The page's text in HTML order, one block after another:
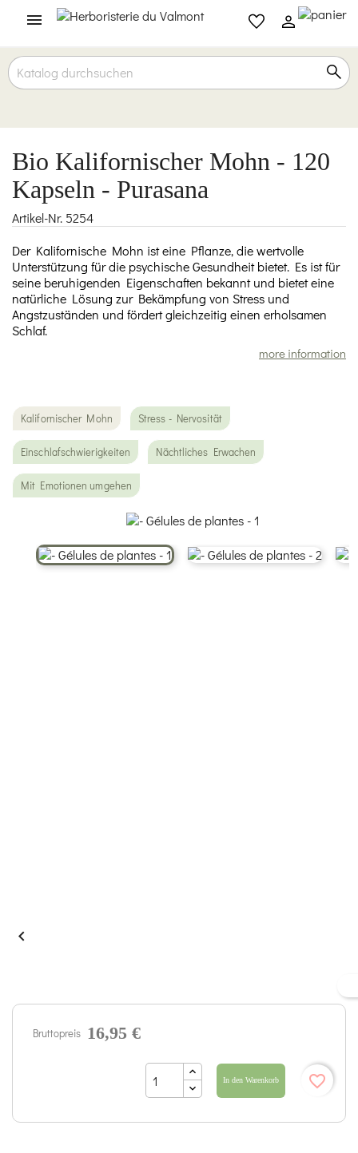

Bio Kalifornischer Mohn - 120
Kapseln - Purasana
Artikel-Nr. 5254
Der Kalifornische Mohn ist eine Pflanze, die wertvolle
Unterstützung für die psychische Gesundheit bietet. Es ist für
seine beruhigenden Eigenschaften bekannt und bietet eine
natürliche Lösung zur Bekämpfung von Stress und
Angstzuständen und fördert gleichzeitig einen erholsamen
Schlaf.
more information
Kalifornischer Mohn Stress - Nervosität
Einschlafschwierigkeiten Nächtliches Erwachen
Mit Emotionen umgehen

Bruttopreis 16,95 €
In den Warenkorb favorite_border